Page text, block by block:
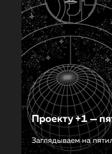
Проекту +1 —
Заглядываем на